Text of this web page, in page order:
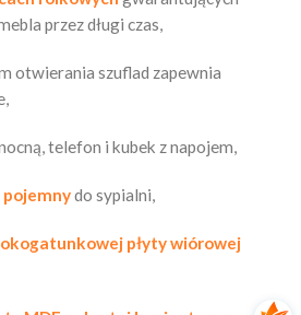
przez długi czas,
otwierania szuflad zapewnia
telefon i kubek z napojem,
do sypialni,
płyty wiórowej